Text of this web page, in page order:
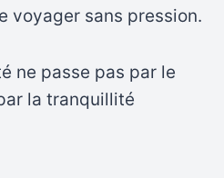
voyager sans pression.
ne passe pas par le
la tranquillité